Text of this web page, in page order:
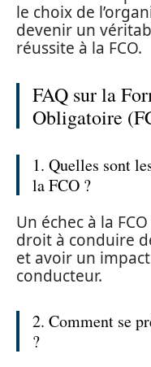
le choix de
devenir un
réussite à la FCO.
FAQ sur la
Obligatoire
1. Quelles sont
la FCO ?
Un échec à la
droit à conduire
et avoir un
conducteur.
2. Comment se
?